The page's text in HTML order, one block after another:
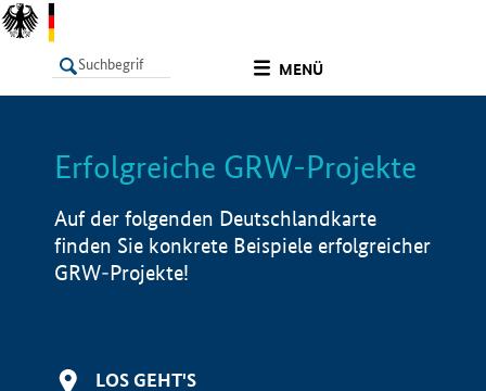
MENÜ
LISTE Info
Erfolgreiche GRW-Projekte
Auf der folgenden Deutschlandkarte
finden Sie konkrete Beispiele erfolgreicher
GRW-Projekte!
LOS GEHT'S